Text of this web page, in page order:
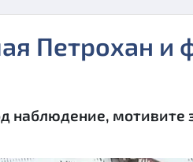
Петрохан и
наблюдение, мотивите